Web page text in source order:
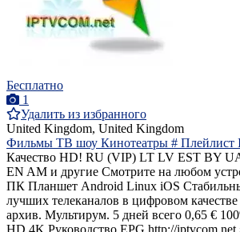
Бесплатно
1
Удалить из избранного
United Kingdom, United Kingdom
Фильмы ТВ шоу Кинотеатры # Плейлист
Качество HD! RU (VIP) LT LV EST BY
EN AM и другие Смотрите на любом
ПК Планшет Android Linux iOS
лучших телеканалов в цифровом
архив. Мультирум. 5 дней всего 0,65 €
HD 4K Руководство EPG http://iptvcom.net